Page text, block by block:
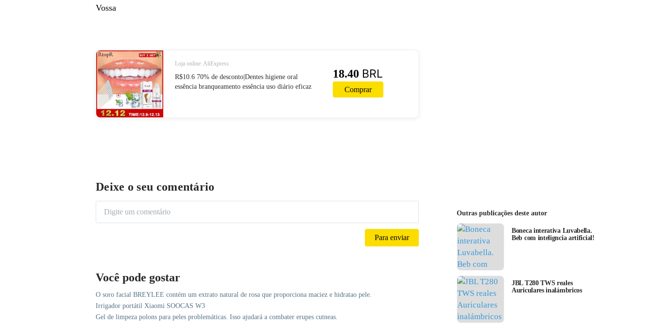
Vossa
Loja online: AliExpress
R$10.6 70% de desconto|Dentes higiene oral
essência branqueamento essência uso diário eficaz
18.40 BRL
Comprar
Deixe o seu comentário
Você pode gostar
O soro facial BREYLEE contém um extrato natural de rosa que proporciona maciez e hidratao pele.
Irrigador portátil Xiaomi SOOCAS W3
Gel de limpeza polons para peles problemáticas. Isso ajudará a combater erupes cutneas.
Outras publicações deste autor
Boneca interativa Luvabella.
Beb com inteligncia artificial!
JBL T280 TWS reales
Auriculares inalámbricos